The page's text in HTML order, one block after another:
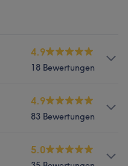
4.9
18 Bewertungen
4.9
83 Bewertungen
5.0